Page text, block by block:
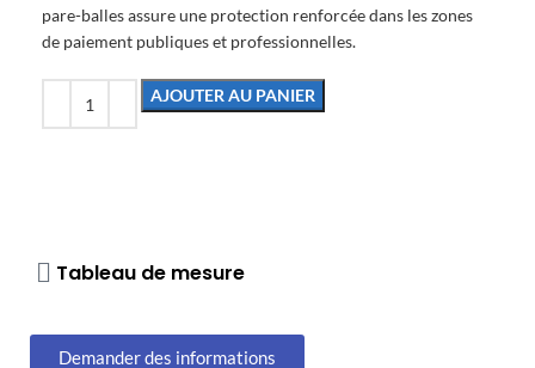
pare-balles assure une protection renforcée dans les zones
de paiement publiques et professionnelles.
AJOUTER AU PANIER
Tableau de mesure
Demander des informations